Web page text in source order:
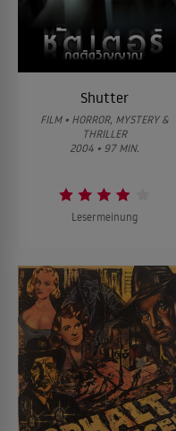
Shutter
FILM • HORROR, MYSTERY &
THRILLER
2004 • 97 MIN.
Lesermeinung